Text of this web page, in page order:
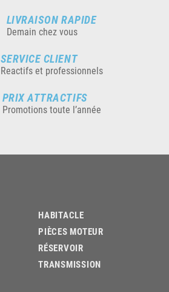
LIVRAISON RAPIDE
Demain chez vous
SERVICE CLIENT
Reactifs et professionnels
PRIX ATTRACTIFS
Promotions toute l’année
HABITACLE
PIÈCES MOTEUR
RÉSERVOIR
TRANSMISSION